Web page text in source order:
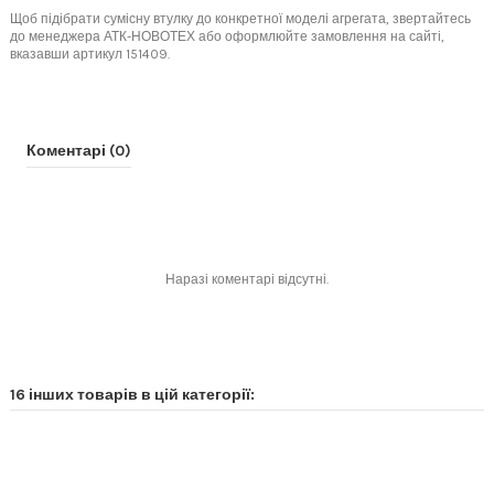
Щоб підібрати сумісну втулку до конкретної моделі агрегата, звертайтесь
до менеджера АТК-НОВОТЕХ або оформлюйте замовлення на сайті,
вказавши артикул 151409.
Коментарі (0)
Наразі коментарі відсутні.
16 інших товарів в цій категорії: